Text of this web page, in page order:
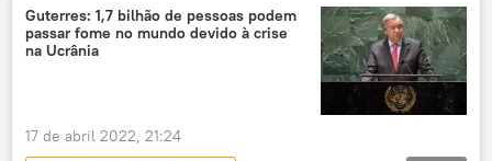
Brasil
agricultura
Ministério da Agricultura do Brasil
programas sociais
Etiópia
ONU
crise humanitária
Tedros Adhanom Ghebreyesus
escassez
Guterres: 1,7 bilhão de pessoas podem
passar fome no mundo devido à crise
na Ucrânia
17 de abril 2022, 21:24